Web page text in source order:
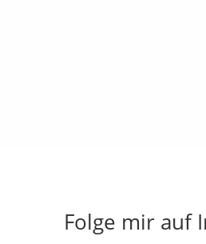
Folge mir auf